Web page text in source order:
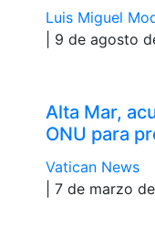
Luis Miguel
| 9 de agosto
Alta Mar,
ONU para
Vatican News
| 7 de marzo